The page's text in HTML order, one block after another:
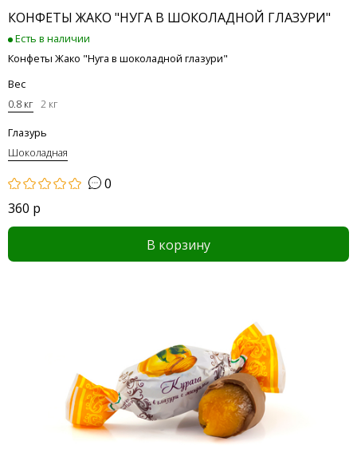
КОНФЕТЫ ЖАКО "НУГА В ШОКОЛАДНОЙ ГЛАЗУРИ"
Есть в наличии
Конфеты Жако "Нуга в шоколадной глазури"
Вес
0.8 кг 2 кг
Глазурь
Шоколадная
0
360 р
В корзину